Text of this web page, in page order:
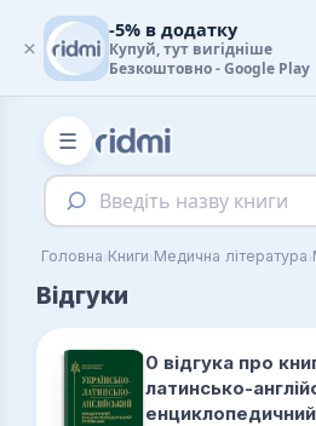
☰
Введіть назву книги
Головна›Книги›Медична література›
Відгуки
0 відгука про
латинсько-
×
-5% в додатку
Купуй, тут вигідніше
Безкоштовно - Google Play